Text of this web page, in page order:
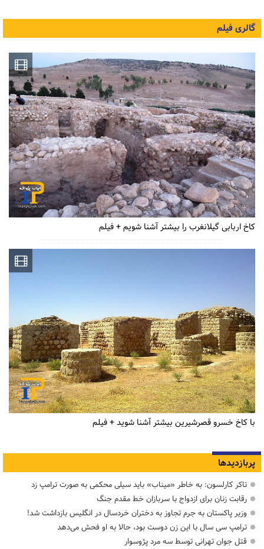
گالری فیلم
کاخ اربابی گیلانغرب را بیشتر آشنا شویم + فیلم
با کاخ خسرو قصرشیرین بیشتر آشنا شوید + فیلم
پربازدیدها
تاکر کارلسون: به خاطر «میناب» باید سیلی محکمی به صورت ترامپ زد
رقابت زنان برای ازدواج با سربازان خط مقدم جنگ
وزیر پاکستان به جرم تجاوز به دختران خردسال در انگلیس بازداشت شد!
ترامپ سی سال با این زن دوست بود، حالا به او فحش می‌دهد
قتل جوان تهرانی توسط سه مرد پژوسوار